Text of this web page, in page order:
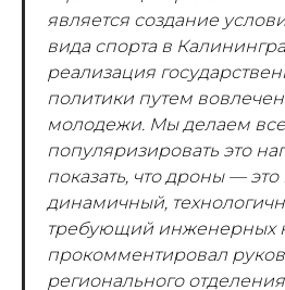
является создание
вида спорта в
реализация
политики путем
молодежи. Мы делаем
популяризировать это
показать, что дроны —
динамичный,
требующий инженерных
прокомментировал
регионального